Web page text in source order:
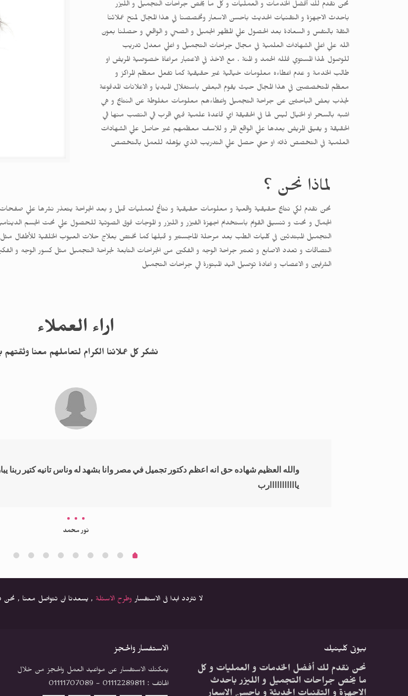
نحن نقدم لك أفضل الخدمات و العمليات و كل ما يخص جراحات التجميل و الليزر
باحدث الاجهزة و التقنيات الحديث باحسن الاسعار وتخصصنا في هذا المجال لمنح عملائنا
الثقة بالنفس و السعادة بعد الحصول علي المظهر الجميل و الصحي و الواقعي و حصلنا بعون
الله علي اعلي الشهادات العلمية في مجال جراحات التجميل و اعلي معدل تدريب
للوصول لهذا المستوي فلله الحمد و المنة . مع الاخذ في الاعتبار مراعاة خصوصية المريض او
طالب الخدمة و عدم اعطاءه معلومات خيالية غير حقيقية كما تفعل معظم المراكز و
معظم المتخصصين في هذا المجال حيث يقوم البعض باستغلال الميديا و الاعلانات المدفوعة
لجذب بعض الباحثين عن جراحة التجميل واعطاءهم معلومات مغلوطة عن النتايج و هي
اشبه بالسحر او الخيال ليس لها في الحقيقة اي قاعدة علمية فهي اقرب الي النصب منها الي
الحقيقة و يفيق المريض بعدها علي الواقع المر و للاسف معظمهم غير حاصل علي الشهادات
العلمية في التخصص ذاته او حتي حصل علي التدريب الذي يؤهله للعمل بالتخصص
لماذا نحن ؟
نحن نقدم لكي نتايج حقيقية واقعية و معلومات حقيقية و نتائج لعمليات قبل و بعد الجراحة يتعذر نشرها علي
التجميل المبتدئين في كليات الطب بعد مرحلة الماجستير و قبلها كما نختص بعلاج حلات العيوب الخلقية
التصاقات و تعدد الاصابع و تعتبر جراحة الوجه و الفكين من الجراحات التابعة لجراحة التجميل مثل كسور الوجه و
الشرايين و الاعصاب و اعادة توصيل اليد المبتورة الي جراحات التجميل
اراء العملاء
نشكر كل عملائنا الكرام لتعاملهم معنا وثقتهم
والله العظيم شهاده حق انه اعظم دكتور تجميل في مصر وانا بشهد له وناس تانيه كتير ربنا
يااااااااااارب
نور محمد‏
لا تتردد ابدا فى الاستفسار وطرح الاسئلة , يسعدنا ان تتواصل معنا ,
بيوتى كلينيك
نحن نقدم لك أفضل الخدمات و العمليات و كل
ما يخص جراحات التجميل و الليزر باحدث
الاستفسار والحجز
يمكنك الاستفسار عن مواعيد العمل والحجز من خلال
الهاتف : 01112289811 - 01111707089